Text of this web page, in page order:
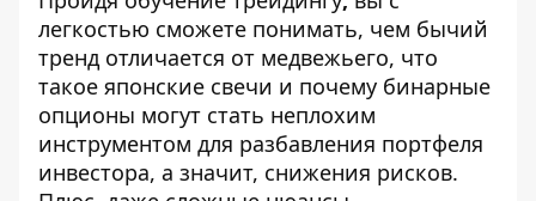
легкостью сможете понимать, чем бычий
тренд отличается от медвежьего, что
такое японские свечи и почему бинарные
опционы могут стать неплохим
инструментом для разбавления портфеля
инвестора, а значит, снижения рисков.